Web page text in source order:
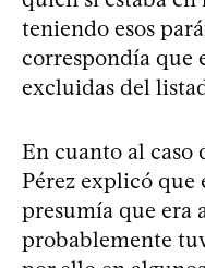
teniendo esos
correspondía que
excluidas del
En cuanto al caso
Pérez explicó que
presumía que era
probablemente